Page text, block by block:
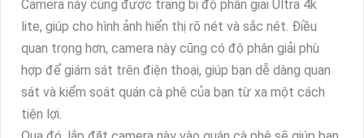
Camera này cũng được trang bị độ phân giải Ultra 4k
lite, giúp cho hình ảnh hiển thị rõ nét và sắc nét. Điều
quan trọng hơn, camera này cũng có độ phân giải phù
hợp để giám sát trên điện thoại, giúp bạn dễ dàng quan
sát và kiểm soát quán cà phê của bạn từ xa một cách
tiện lợi.